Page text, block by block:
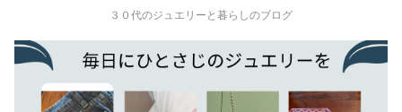
３０代のジュエリーと暮らしのブログ